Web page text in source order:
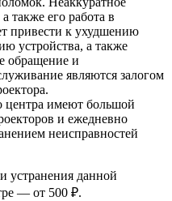
также его работа в
привести к ухудшению
устройства, а также
обращение и
являются залогом
центра имеют большой
и ежедневно
неисправностей
устранения данной
— от 500 ₽.